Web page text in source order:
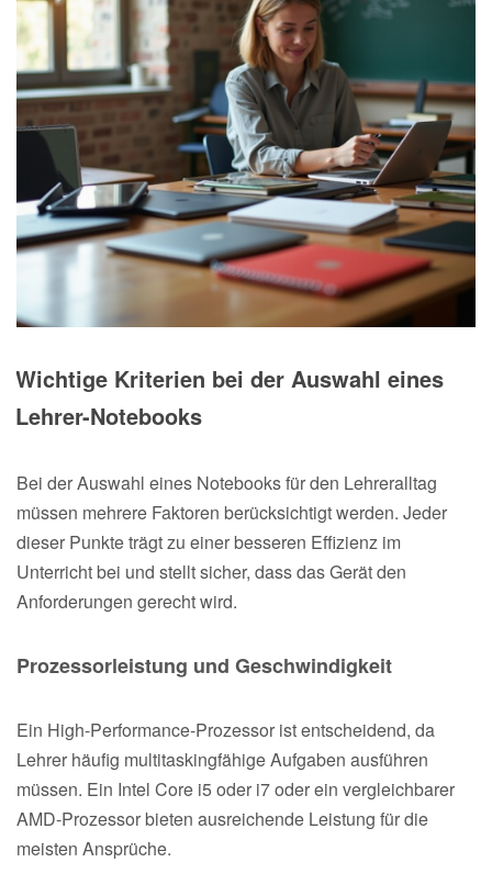
Wichtige Kriterien bei der Auswahl eines
Lehrer-Notebooks
Bei der Auswahl eines Notebooks für den Lehreralltag
müssen mehrere Faktoren berücksichtigt werden. Jeder
dieser Punkte trägt zu einer besseren Effizienz im
Unterricht bei und stellt sicher, dass das Gerät den
Anforderungen gerecht wird.
Prozessorleistung und Geschwindigkeit
Ein High-Performance-Prozessor ist entscheidend, da
Lehrer häufig multitaskingfähige Aufgaben ausführen
müssen. Ein Intel Core i5 oder i7 oder ein vergleichbarer
AMD-Prozessor bieten ausreichende Leistung für die
meisten Ansprüche.